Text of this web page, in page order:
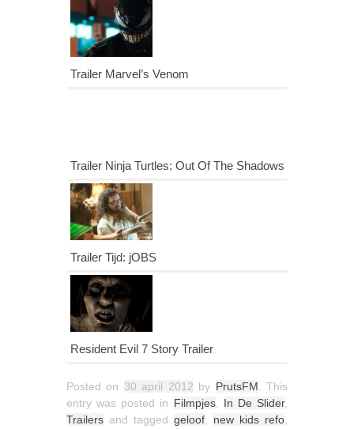
Trailer Marvel’s Venom
Trailer Ninja Turtles: Out Of The Shadows
Trailer Tijd: jOBS
Resident Evil 7 Story Trailer
Posted on 30 april 2012 by PrutsFM . This
entry was posted in Filmpjes, In De Slider,
Trailers and tagged geloof new kids refo